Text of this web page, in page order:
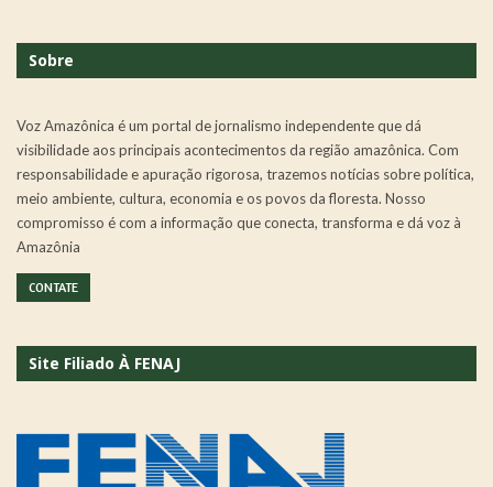
Sobre
Voz Amazônica é um portal de jornalismo independente que dá
visibilidade aos principais acontecimentos da região amazônica. Com
responsabilidade e apuração rigorosa, trazemos notícias sobre política,
meio ambiente, cultura, economia e os povos da floresta. Nosso
compromisso é com a informação que conecta, transforma e dá voz à
Amazônia
CONTATE
Site Filiado À FENAJ